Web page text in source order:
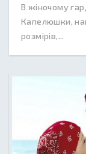
В жіночому
Капелюшки,
розмірів,...